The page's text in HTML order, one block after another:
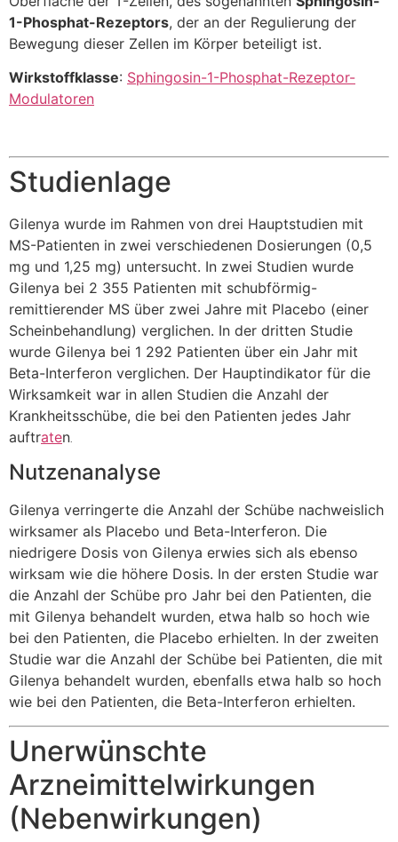
1-Phosphat-Rezeptors, der an der Regulierung der
Bewegung dieser Zellen im Körper beteiligt ist.
Wirkstoffklasse: Sphingosin-1-Phosphat-Rezeptor-
Modulatoren
Studienlage
Gilenya wurde im Rahmen von drei Hauptstudien mit
MS-Patienten in zwei verschiedenen Dosierungen (0,5
mg und 1,25 mg) untersucht. In zwei Studien wurde
Gilenya bei 2 355 Patienten mit schubförmig-
remittierender MS über zwei Jahre mit Placebo (einer
Scheinbehandlung) verglichen. In der dritten Studie
wurde Gilenya bei 1 292 Patienten über ein Jahr mit
Beta-Interferon verglichen. Der Hauptindikator für die
Wirksamkeit war in allen Studien die Anzahl der
Krankheitsschübe, die bei den Patienten jedes Jahr
auftraten
Nutzenanalyse
Gilenya verringerte die Anzahl der Schübe nachweislich
wirksamer als Placebo und Beta-Interferon. Die
niedrigere Dosis von Gilenya erwies sich als ebenso
wirksam wie die höhere Dosis. In der ersten Studie war
die Anzahl der Schübe pro Jahr bei den Patienten, die
mit Gilenya behandelt wurden, etwa halb so hoch wie
bei den Patienten, die Placebo erhielten. In der zweiten
Studie war die Anzahl der Schübe bei Patienten, die mit
Gilenya behandelt wurden, ebenfalls etwa halb so hoch
wie bei den Patienten, die Beta-Interferon erhielten.
Unerwünschte
Arzneimittelwirkungen
(Nebenwirkungen)